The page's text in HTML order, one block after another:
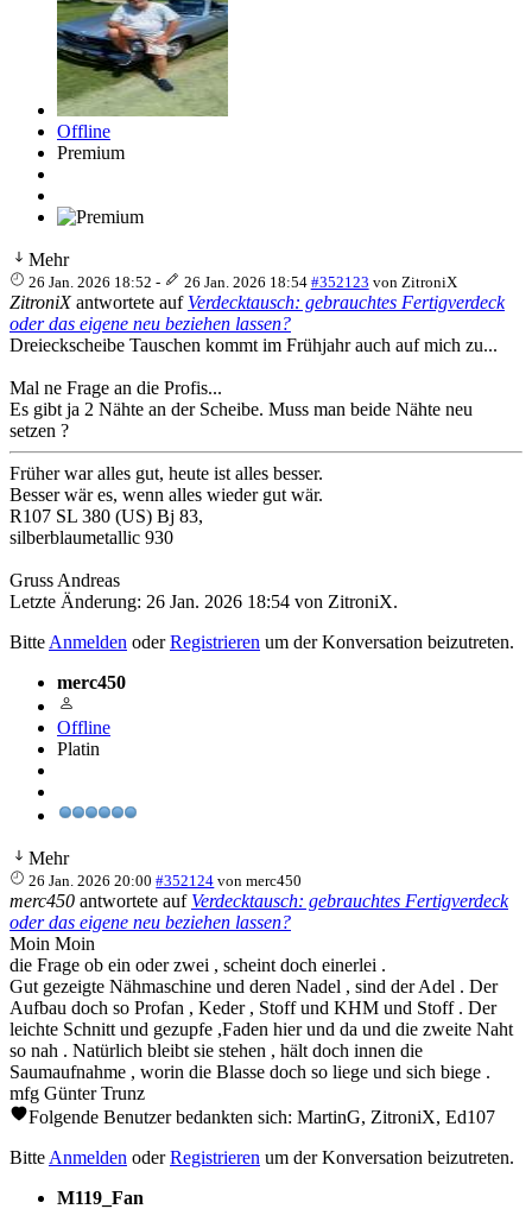
Offline
Premium
Mehr
26 Jan. 2026 18:52 - 26 Jan. 2026 18:54 #352123 von ZitroniX
ZitroniXantwortete auf Verdecktausch: gebrauchtes Fertigverdeck
oder das eigene neu beziehen lassen?
Dreieckscheibe Tauschen kommt im Frühjahr auch auf mich zu...
Mal ne Frage an die Profis...
Es gibt ja 2 Nähte an der Scheibe. Muss man beide Nähte neu
setzen ?
Früher war alles gut, heute ist alles besser.
Besser wär es, wenn alles wieder gut wär.
R107 SL 380 (US) Bj 83,
silberblaumetallic 930
Gruss Andreas
Letzte Änderung: 26 Jan. 2026 18:54 von ZitroniX.
Bitte Anmelden oderRegistrieren um der Konversation beizutreten.
merc450
Offline
Platin
Mehr
26 Jan. 2026 20:00 #352124 vonmerc450
merc450 antwortete auf Verdecktausch: gebrauchtes Fertigverdeck
oder das eigene neu beziehen lassen?
Moin Moin
die Frage ob ein oder zwei , scheint doch einerlei .
Gut gezeigte Nähmaschine und deren Nadel , sind der Adel . Der
Aufbau doch so Profan , Keder , Stoff und KHM und Stoff . Der
leichte Schnitt und gezupfe ,Faden hier und da und die zweite Naht
so nah . Natürlich bleibt sie stehen , hält doch innen die
Saumaufnahme , worin die Blasse doch so liege und sich biege .
mfg Günter Trunz
Folgende Benutzer bedankten sich: MartinG, ZitroniX, Ed107
Bitte Anmelden oderRegistrieren um der Konversation beizutreten.
M119_Fan